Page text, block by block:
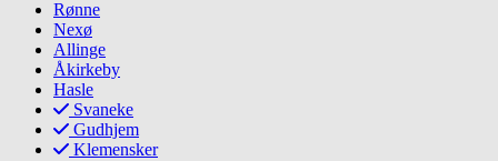
Rønne
Nexø
Allinge
Åkirkeby
Hasle
Svaneke
Gudhjem
Klemensker